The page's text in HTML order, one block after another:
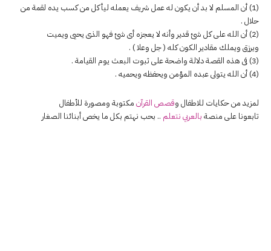
(1) أن المسلم لا بد أن يكون له عمل شريف يعمله ليأكل من كسب يده لقمة من
حلال .
(2) أن الله على كل شئ قدير وأنه لا يعجزه أى شئ فهو الذى يحيى ويميت
ويرزق ويملك مقادير الكون كله ( جل وعلا ) .
(3) فى هذه القصة دلالة واضحة على ثبوت البعث يوم القيامة .
(4) أن الله يتولى عبده المؤمن ويحفظه ويحميه .
لمزيد من حكايات للاطفال وقصص القرآن مكتوبة ومصورة للأطفال
تابعونا على منصة بالعربي نتعلم .. بحب نهتم بكل ما يخص أبنائنا الصغار